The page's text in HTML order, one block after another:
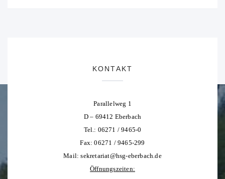
KONTAKT
Parallelweg 1
D – 69412 Eberbach
Tel.: 06271 / 9465-0
Fax: 06271 / 9465-299
Mail:sekretariat@hsg-eberbach.de
Öffnungszeiten: